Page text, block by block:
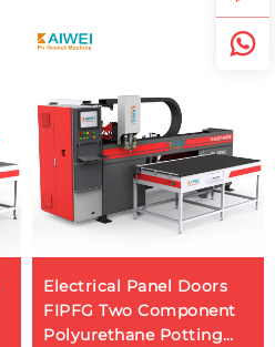
Electrical Panel Doors
FIPFG Two Component
Polyurethane Potting